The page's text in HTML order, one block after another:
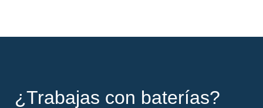
¿Trabajas con baterías?